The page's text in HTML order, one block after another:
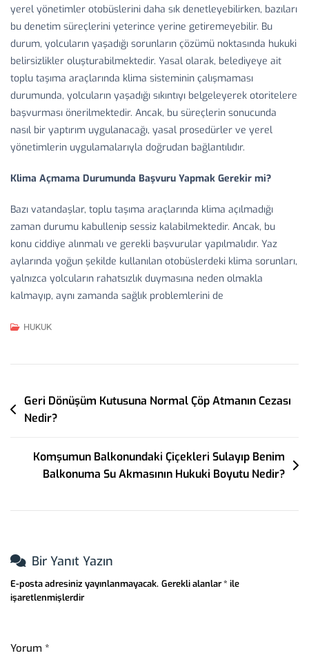
yerel yönetimler otobüslerini daha sık denetleyebilirken, bazıları
bu denetim süreçlerini yeterince yerine getiremeyebilir. Bu
durum, yolcuların yaşadığı sorunların çözümü noktasında hukuki
belirsizlikler oluşturabilmektedir. Yasal olarak, belediyeye ait
toplu taşıma araçlarında klima sisteminin çalışmaması
durumunda, yolcuların yaşadığı sıkıntıyı belgeleyerek otoritelere
başvurması önerilmektedir. Ancak, bu süreçlerin sonucunda
nasıl bir yaptırım uygulanacağı, yasal prosedürler ve yerel
yönetimlerin uygulamalarıyla doğrudan bağlantılıdır.
Klima Açmama Durumunda Başvuru Yapmak Gerekir mi?
Bazı vatandaşlar, toplu taşıma araçlarında klima açılmadığı
zaman durumu kabullenip sessiz kalabilmektedir. Ancak, bu
konu ciddiye alınmalı ve gerekli başvurular yapılmalıdır. Yaz
aylarında yoğun şekilde kullanılan otobüslerdeki klima sorunları,
yalnızca yolcuların rahatsızlık duymasına neden olmakla
kalmayıp, aynı zamanda sağlık problemlerini de
HUKUK
Yazı
Gezinmesi
Geri Dönüşüm Kutusuna Normal Çöp Atmanın Cezası
Nedir?
Komşumun Balkonundaki Çiçekleri Sulayıp Benim
Balkonuma Su Akmasının Hukuki Boyutu Nedir?
Bir Yanıt Yazın
E-posta adresiniz yayınlanmayacak. Gerekli alanlar* ile
işaretlenmişlerdir
Yorum *